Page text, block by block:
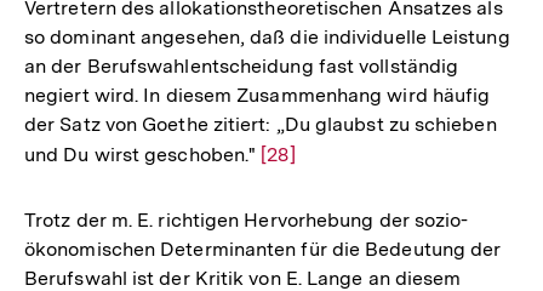
Vertretern des allokationstheoretischen Ansatzes als
so dominant angesehen, daß die individuelle Leistung
an der Berufswahlentscheidung fast vollständig
negiert wird. In diesem Zusammenhang wird häufig
der Satz von Goethe zitiert: „Du glaubst zu schieben
und Du wirst geschoben." Zur
der
Fußnote
[28]
Trotz der m. E. richtigen Hervorhebung der sozio-
ökonomischen Determinanten für die Bedeutung der
Berufswahl ist der Kritik von E. Lange an diesem